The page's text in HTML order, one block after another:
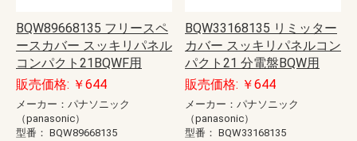
BQW89668135 フリースペ
ースカバー スッキリパネル
コンパクト21BQWF用
販売価格: ￥644
メーカー：パナソニック
（panasonic）
型番： BQW89668135
BQW33168135 リミッター
カバー スッキリパネルコン
パクト21 分電盤BQW用
販売価格: ￥644
メーカー：パナソニック
（panasonic）
型番： BQW33168135